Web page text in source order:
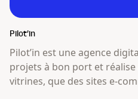
Pilot’in
Pilot’in est une agence
projets à bon port et réalise
vitrines, que des sites e-